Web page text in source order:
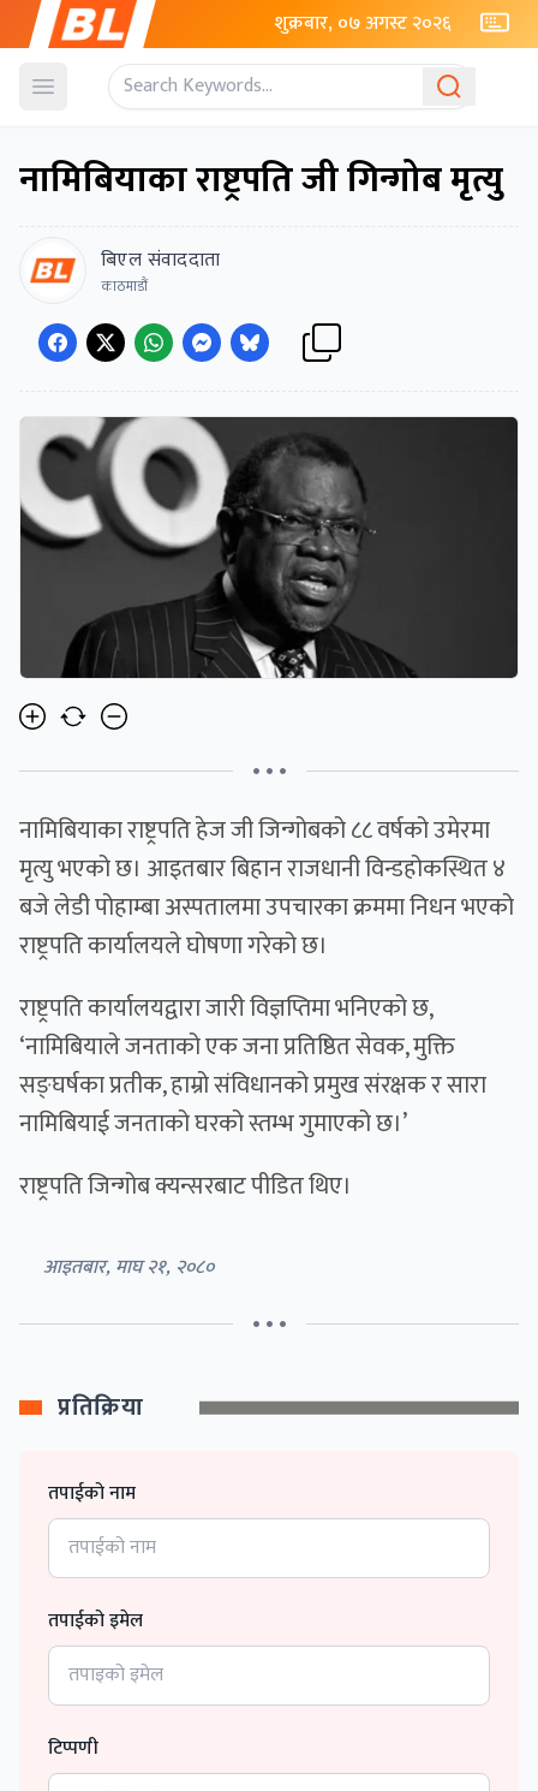
शुक्रबार, ०७ अगस्ट २०२६
Open menu
नामिबियाका राष्ट्रपति जी गिन्गोब मृत्यु
बिएल संवाददाता
काठमाडौं
• • •
नामिबियाका राष्ट्रपति हेज जी जिन्गोबको ८८ वर्षको उमेरमा
मृत्यु भएको छ। आइतबार बिहान राजधानी विन्डहोकस्थित ४
बजे लेडी पोहाम्बा अस्पतालमा उपचारका क्रममा निधन भएको
राष्ट्रपति कार्यालयले घोषणा गरेको छ।
राष्ट्रपति कार्यालयद्वारा जारी विज्ञप्तिमा भनिएको छ,
‘नामिबियाले जनताको एक जना प्रतिष्ठित सेवक, मुक्ति
सङ्घर्षका प्रतीक, हाम्रो संविधानको प्रमुख संरक्षक र सारा
नामिबियाई जनताको घरको स्तम्भ गुमाएको छ।’
राष्ट्रपति जिन्गोब क्यन्सरबाट पीडित थिए।
आइतबार, माघ २१, २०८०
• • •
प्रतिक्रिया
तपाईको नाम
तपाईको इमेल
टिप्पणी